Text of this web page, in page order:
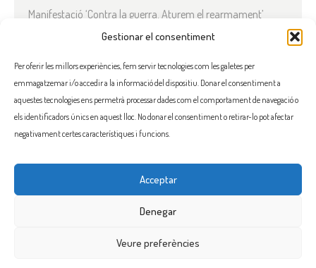
Gestionar el consentiment
Per oferir les millors experiències, fem servir tecnologies com les galetes per
emmagatzemar i/o accedir a la informació del dispositiu. Donar el consentiment a
aquestes tecnologies ens permetrà processar dades com el comportament de navegació o
els identificadors únics en aquest lloc. No donar el consentiment o retirar-lo pot afectar
negativament certes característiques i funcions.
Acceptar
Denegar
Veure preferències
Manifestació ‘Contra la guerra. Aturem el rearmament’
En solidaritat amb el Líban
Què està passant a l’Iran?
COMENTARIS RECENTS